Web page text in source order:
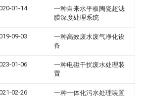
01-14
一种自来水平板陶瓷超滤
膜深度处理系统
09-03
一种高效废水废气净化设
备
01-06
一种电磁干扰废水处理装
置
02-26 一种一体化污水处理装置